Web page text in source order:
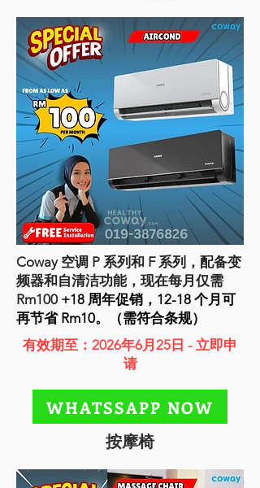
Coway 空调 P 系列和 F 系列，配备变
频器和自清洁功能，现在每月仅需
Rm100 +18 周年促销，12-18 个月可
再节省 Rm10。（需符合条规）
有效期至：2026年6月25日 - 立即申
请
WHATSSAPP NOW
按摩椅